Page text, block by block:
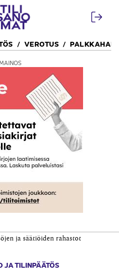
VEROTUS
MAINOS
ja säätiöiden rahastot
JA TILINPÄÄTÖS